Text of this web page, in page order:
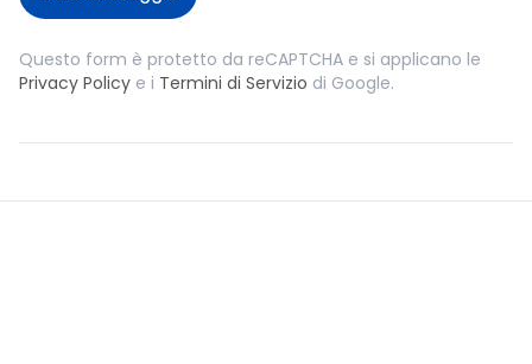
Questo form è protetto da reCAPTCHA e si applicano le
Privacy Policy e i Termini di Servizio di Google.